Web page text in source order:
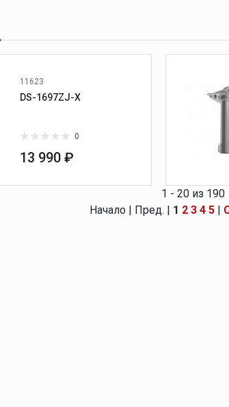
11623
DS-1697ZJ-X
0
13 990 ₽
1 - 20 из 190
Начало | Пред. | 1 2 3 4 5|